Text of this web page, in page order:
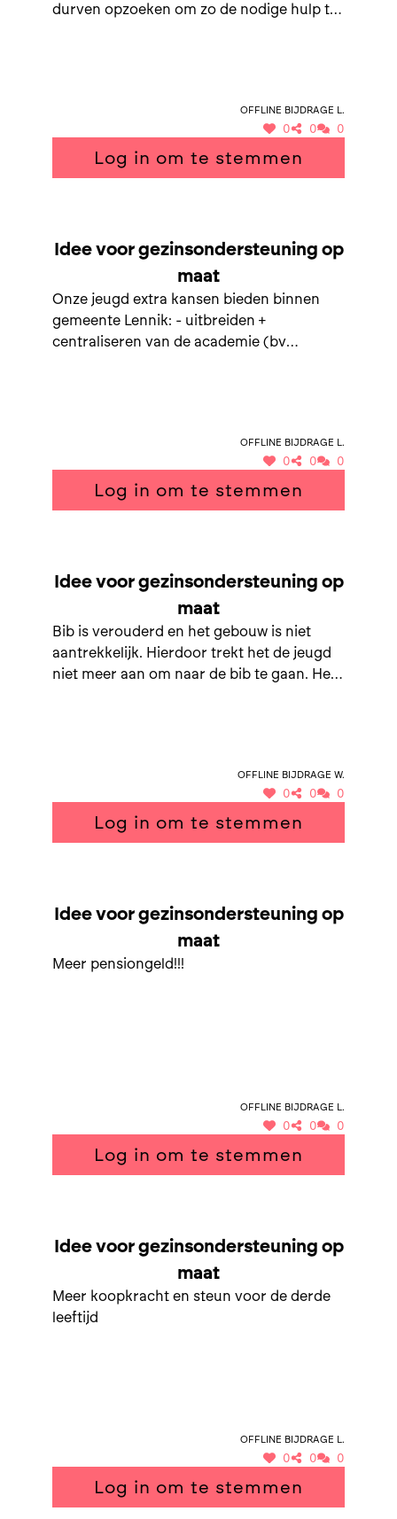
durven opzoeken om zo de nodige hulp te
Offline bijdrage L.
0 0 0
Log in om te stemmen
Idee voor gezinsondersteuning op
maat
Onze jeugd extra kansen bieden binnen
gemeente Lennik: - uitbreiden +
centraliseren van de academie (bv
Offline bijdrage L.
0 0 0
Log in om te stemmen
Idee voor gezinsondersteuning op
maat
Bib is verouderd en het gebouw is niet
aantrekkelijk. Hierdoor trekt het de jeugd
niet meer aan om naar de bib te gaan. Het
Offline bijdrage W.
0 0 0
Log in om te stemmen
Idee voor gezinsondersteuning op
maat
Meer pensiongeld!!!
Offline bijdrage L.
0 0 0
Log in om te stemmen
Idee voor gezinsondersteuning op
maat
Meer koopkracht en steun voor de derde
leeftijd
Offline bijdrage L.
0 0 0
Log in om te stemmen